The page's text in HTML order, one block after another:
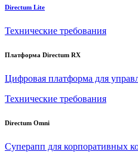
Directum Lite
Технические требования
Платформа Directum RX
Цифровая платформа для
Технические требования
Directum Omni
Суперапп для корпоративных